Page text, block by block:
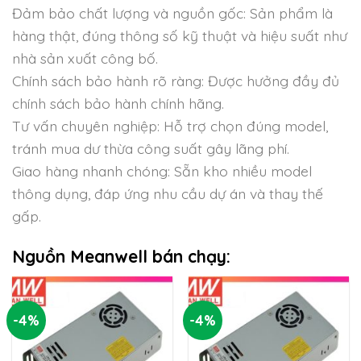
Đảm bảo chất lượng và nguồn gốc: Sản phẩm là
hàng thật, đúng thông số kỹ thuật và hiệu suất như
nhà sản xuất công bố.
Chính sách bảo hành rõ ràng: Được hưởng đầy đủ
chính sách bảo hành chính hãng.
Tư vấn chuyên nghiệp: Hỗ trợ chọn đúng model,
tránh mua dư thừa công suất gây lãng phí.
Giao hàng nhanh chóng: Sẵn kho nhiều model
thông dụng, đáp ứng nhu cầu dự án và thay thế
gấp.
Nguồn Meanwell bán chạy:
-4% -4%